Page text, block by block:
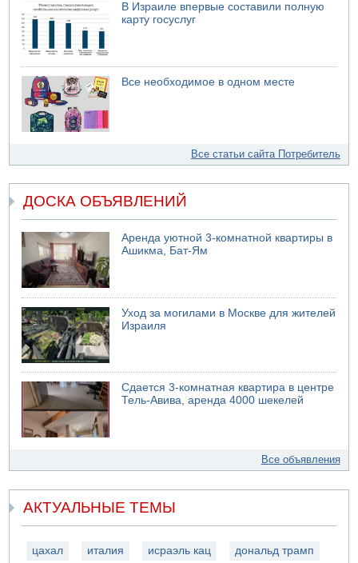
В Израиле впервые составили полную
карту госуслуг
Все необходимое в одном месте
Все статьи сайта Потребитель
ДОСКА ОБЪЯВЛЕНИЙ
Аренда уютной 3-комнатной квартиры в
Ашикма, Бат-Ям
Уход за могилами в Москве для жителей
Израиля
Сдается 3-комнатная квартира в центре
Тель-Авива, аренда 4000 шекелей
Все объявления
АКТУАЛЬНЫЕ ТЕМЫ
цахал италия исраэль кац дональд трамп